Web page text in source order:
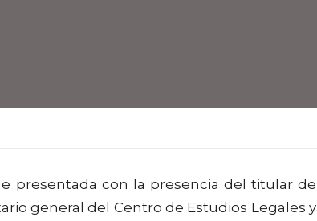
presentada con la presencia del titular de
general del Centro de Estudios Legales y